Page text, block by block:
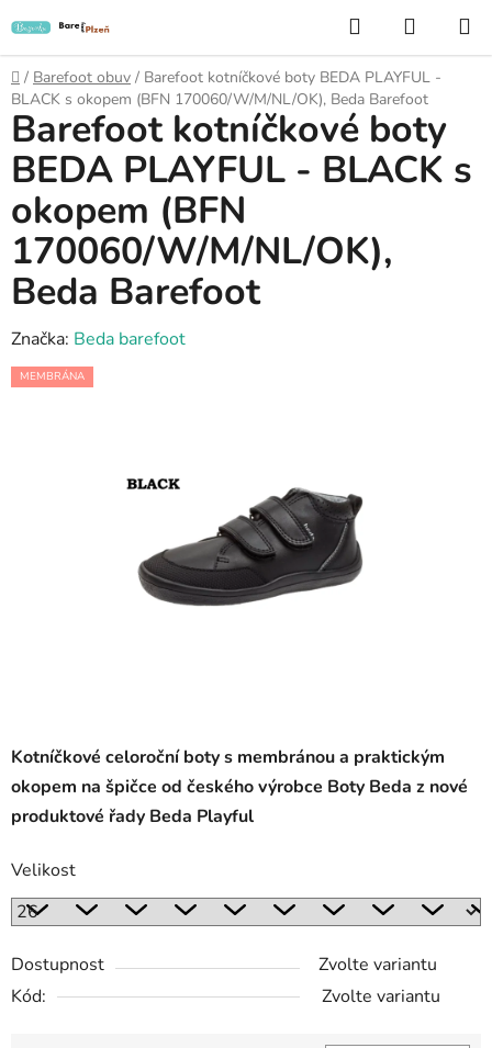
na
obsah
Hledat
KOŠÍK
Domů
/ Barefoot obuv / Barefoot kotníčkové boty BEDA PLAYFUL -
BLACK s okopem (BFN 170060/W/M/NL/OK), Beda Barefoot
Kotníčkové celoroční boty s membránou a praktickým
okopem na špičce od českého výrobce Boty Beda z nové
produktové řady Beda Playful
Velikost
Dostupnost
Zvolte variantu
Kód:
Zvolte variantu
Barefoot kotníčkové boty
BEDA PLAYFUL - BLACK s
okopem (BFN
170060/W/M/NL/OK),
Beda Barefoot
Značka: Beda barefoot
MEMBRÁNA